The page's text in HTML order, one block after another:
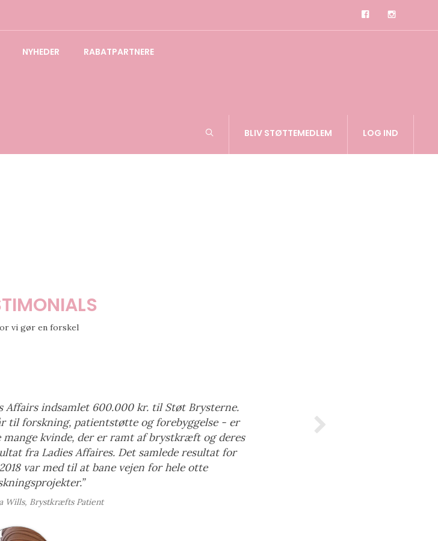
NYHEDER RABATPARTNERE
BLIV STØTTEMEDLEM LOG IND
vi gør en forskel
Affairs indsamlet 600.000 kr. til Støt Brysterne.
til forskning, patientstøtte og forebyggelse - er
kvinde, der er ramt af brystkræft og deres
fra Ladies Affaires. Det samlede resultat for
var med til at bane vejen for hele otte
Wills, Brystkræfts Patient